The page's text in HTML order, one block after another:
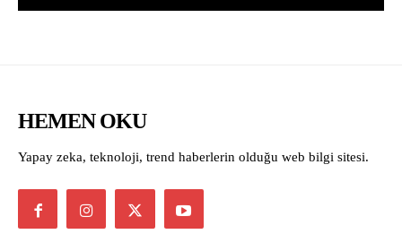
HEMEN OKU
Yapay zeka, teknoloji, trend haberlerin olduğu web bilgi sitesi.